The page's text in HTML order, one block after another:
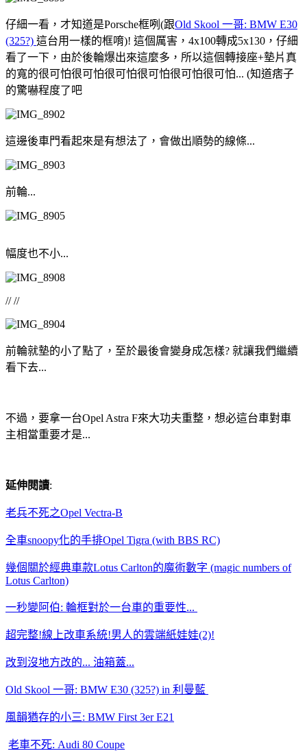
仔細一看，才知道是Porsche框咧(跟Old Skool 一哥: BMW E30
(325?) 這台用一樣的框唷)! 這個厲害，4x100轉成5x130，仔細
看了一下，由於後輪爆出來這麼多，所以這個轉接座+墊片真
的寬的很可怕很可怕很可怕很可怕很可怕很可怕... (知道痞子
的驚嚇程度了吧
這邊後車門看起來是有想法了，會做出順勢的線條...
前輪...
幅度也不小...
// //
前輪就墊的小了點了，至於最後會變身成怎樣? 就讓我們繼續
看下去...
不過，要拿一台Opel Astra F來大功夫重整，想必這台車對車
主相當重要才是...
延伸閱讀:
老兵不死之Opel Vectra-B
全車snoopy化的手排Opel Tigra (with BBS RC)
幾個關於經典車款Lotus Carlton的魔術數字 (magic numbers of
Lotus Carlton)
一秒變阿伯: 輪框對於一台車的重要性...
超完整!線上改車系統!男人的雲端紙娃娃(2)!
改到沒地方改的... 油箱蓋...
Old Skool 一哥: BMW E30 (325?) in 利曼藍
風韻猶存的小三: BMW First 3er E21
老車不死: Audi 80 Coupe